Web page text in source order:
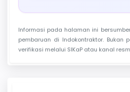
Informasi pada halaman ini
pembaruan di Indokontraktor. Bukan
verifikasi melalui SIKaP atau kanal